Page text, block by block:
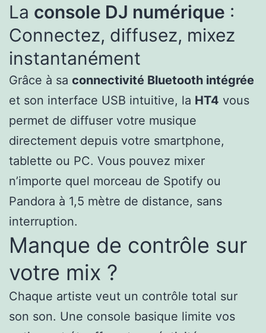
La console DJ numérique :
Connectez, diffusez, mixez
instantanément
Grâce à sa connectivité Bluetooth intégrée
et son interface USB intuitive, la HT4 vous
permet de diffuser votre musique
directement depuis votre smartphone,
tablette ou PC. Vous pouvez mixer
n’importe quel morceau de Spotify ou
Pandora à 1,5 mètre de distance, sans
interruption.
Manque de contrôle sur
votre mix ?
Chaque artiste veut un contrôle total sur
son son. Une console basique limite vos